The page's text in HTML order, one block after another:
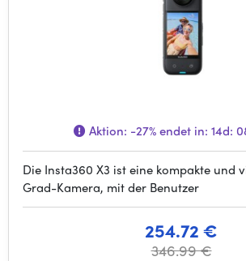
Aktion: -27%endet in: 14d:
Die Insta360 X3 ist eine kompakte und
Grad-Kamera, mit der Benutzer
254.72 €
346.99 €